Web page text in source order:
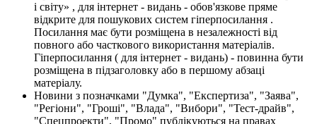
і світу» , для інтернет - видань - обов'язкове пряме
відкрите для пошукових систем гіперпосилання .
Посилання має бути розміщена в незалежності від
повного або часткового використання матеріалів.
Гіперпосилання ( для інтернет - видань) - повинна бути
розміщена в підзаголовку або в першому абзаці
матеріалу.
Новини з позначками "Думка", "Експертиза", "Заява",
"Регіони", "Гроші", "Влада", "Вибори", "Тест-драйв",
"Спецпроекти", "Промо" публікуються на правах